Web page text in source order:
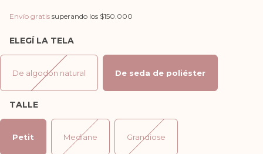
Envío gratis superando los $150.000
ELEGÍ LA TELA
De algodón natural De seda de poliéster
TALLE
Petit Mediane Grandiose